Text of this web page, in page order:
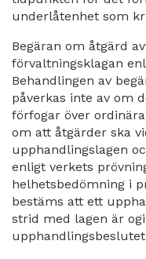
underlåtenhet som
Begäran om åtgärd
förvaltningsklagan
Behandlingen av
påverkas inte av om
förfogar över
om att åtgärder ska
upphandlingslagen
enligt verkets
helhetsbedömning i
bestäms att ett
strid med lagen är